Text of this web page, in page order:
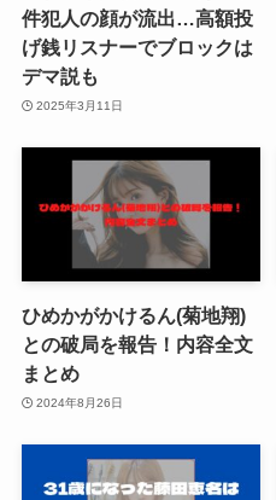
件犯人の顔が流出…高額投
げ銭リスナーでブロックは
デマ説も
2025年3月11日
ひめかがかけるん(菊地翔)
との破局を報告！内容全文
まとめ
2024年8月26日